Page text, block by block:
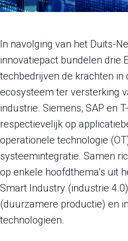
In navolging van het Duits-
innovatiepact bundelen drie
techbedrijven de krachten in
ecosysteem ter versterking
industrie. Siemens, SAP en
respectievelijk op
operationele technologie
systeemintegratie. Samen
op enkele hoofdthema’s uit
Smart Industry (industrie
(duurzamere productie) en
technologieën.